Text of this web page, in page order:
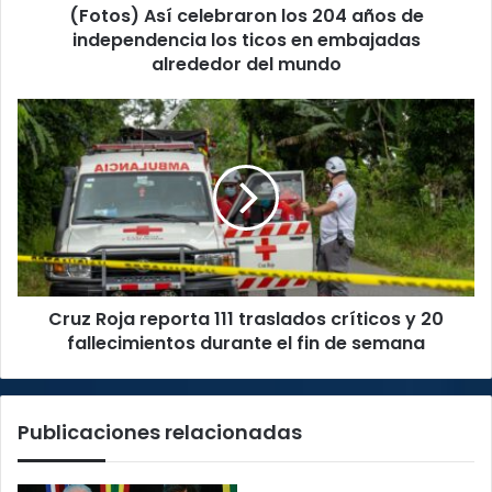
del
mundo
(Fotos) Así celebraron los 204 años de
independencia los ticos en embajadas
alrededor del mundo
Cruz
Roja
reporta
111
traslados
críticos
y
20
fallecimientos
duranteCruz Roja reporta 111 traslados críticos y 20
fallecimientos durante el fin de semana
Publicaciones relacionadas